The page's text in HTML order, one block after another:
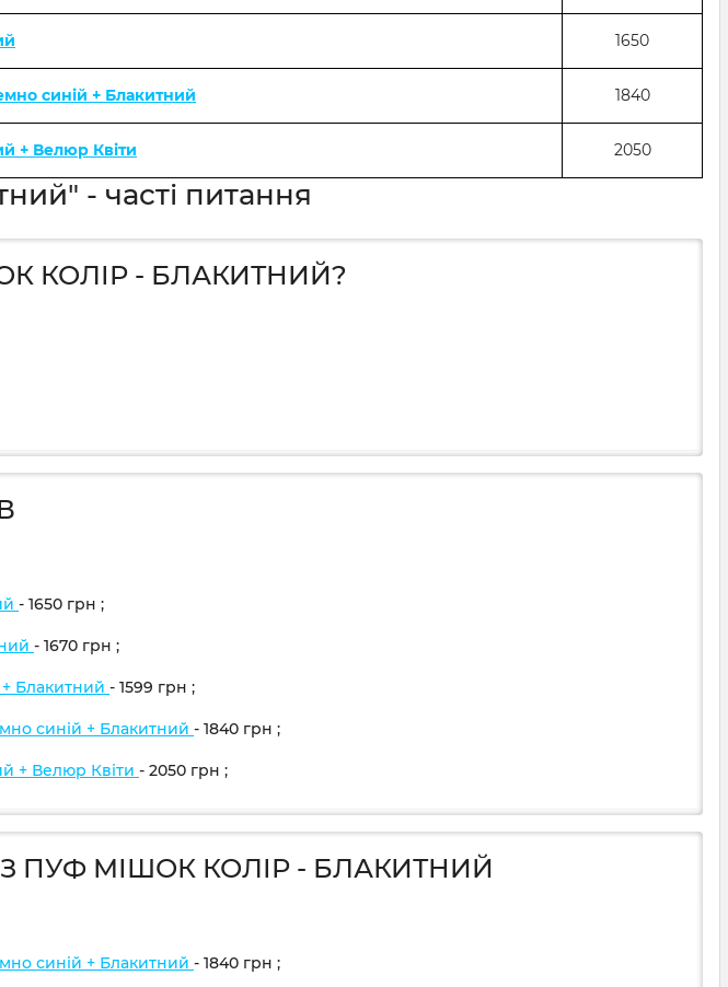
1650
синій + Блакитний 1840
+ Велюр Квіти 2050
- часті питання
КОЛІР - БЛАКИТНИЙ?
- 1650 грн ;
- 1670 грн ;
Блакитний - 1599 грн ;
синій + Блакитний - 1840 грн ;
+ Велюр Квіти - 2050 грн ;
ПУФ МІШОК КОЛІР - БЛАКИТНИЙ
синій + Блакитний - 1840 грн ;